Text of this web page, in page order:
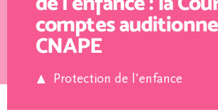
comptes
CNAPE
Protection de l'enfance